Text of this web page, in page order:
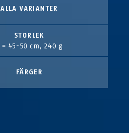
ALLA VARIANTER
STORLEK
= 45-50 cm, 240 g
FÄRGER